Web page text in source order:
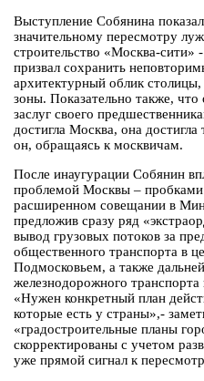
Выступление Собянина
значительному пересмотру
строительство «Москва-сити»
призвал сохранить
архитектурный облик
зоны. Показательно также, что
заслуг своего
достигла Москва, она достигла
он, обращаясь к москвичам.
После инаугурации Собянин
проблемой Москвы –
расширенном совещании в
предложив сразу ряд
вывод грузовых потоков за
общественного транспорта в
Подмосковьем, а также
железнодорожного
«Нужен конкретный план
которые есть у страны»,-
«градостроительные планы
скорректированы с учетом
уже прямой сигнал к